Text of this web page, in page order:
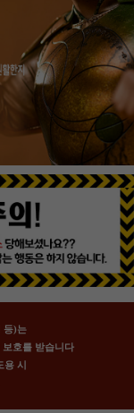
등)는
호를 받습니다
용 시